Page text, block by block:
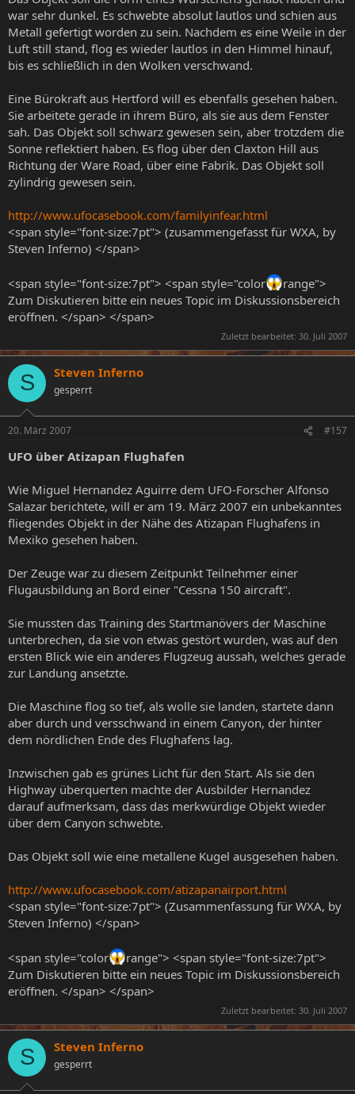
war sehr dunkel. Es schwebte absolut lautlos und schien aus
Metall gefertigt worden zu sein. Nachdem es eine Weile in der
Luft still stand, flog es wieder lautlos in den Himmel hinauf,
bis es schließlich in den Wolken verschwand.
Eine Bürokraft aus Hertford will es ebenfalls gesehen haben.
Sie arbeitete gerade in ihrem Büro, als sie aus dem Fenster
sah. Das Objekt soll schwarz gewesen sein, aber trotzdem die
Sonne reflektiert haben. Es flog über den Claxton Hill aus
Richtung der Ware Road, über eine Fabrik. Das Objekt soll
zylindrig gewesen sein.
http://www.ufocasebook.com/familyinfear.html
<span style="font-size:7pt"> (zusammengefasst für WXA, by
Steven Inferno) </span>
<span style="font-size:7pt"> <span style="color
range">
Zum Diskutieren bitte ein neues Topic im Diskussionsbereich
eröffnen. </span> </span>
Zuletzt bearbeitet: 30. Juli 2007
S Steven Inferno
gesperrt
20. März 2007 #157
UFO über Atizapan Flughafen
Wie Miguel Hernandez Aguirre dem UFO-Forscher Alfonso
Salazar berichtete, will er am 19. März 2007 ein unbekanntes
fliegendes Objekt in der Nähe des Atizapan Flughafens in
Mexiko gesehen haben.
Der Zeuge war zu diesem Zeitpunkt Teilnehmer einer
Flugausbildung an Bord einer "Cessna 150 aircraft".
Sie mussten das Training des Startmanövers der Maschine
unterbrechen, da sie von etwas gestört wurden, was auf den
ersten Blick wie ein anderes Flugzeug aussah, welches gerade
zur Landung ansetzte.
Die Maschine flog so tief, als wolle sie landen, startete dann
aber durch und versschwand in einem Canyon, der hinter
dem nördlichen Ende des Flughafens lag.
Inzwischen gab es grünes Licht für den Start. Als sie den
Highway überquerten machte der Ausbilder Hernandez
darauf aufmerksam, dass das merkwürdige Objekt wieder
über dem Canyon schwebte.
Das Objekt soll wie eine metallene Kugel ausgesehen haben.
http://www.ufocasebook.com/atizapanairport.html
<span style="font-size:7pt"> (Zusammenfassung für WXA, by
Steven Inferno) </span>
<span style="color
range"> <span style="font-size:7pt">
Zum Diskutieren bitte ein neues Topic im Diskussionsbereich
eröffnen. </span> </span>
Zuletzt bearbeitet: 30. Juli 2007
S Steven Inferno
gesperrt